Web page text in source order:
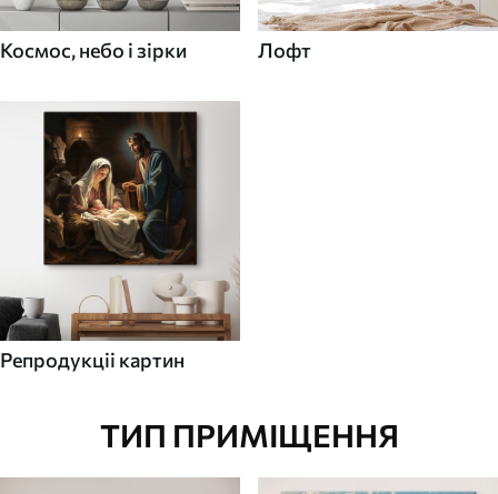
Космос, небо і зірки Лофт
Репродукціі картин
ТИП ПРИМІЩЕННЯ